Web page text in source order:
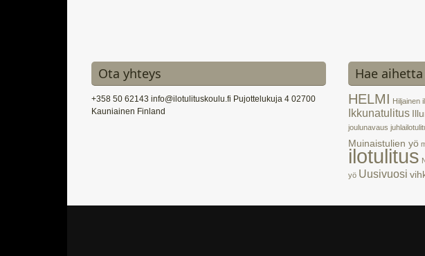
Ota yhteys
+358 50 62143 info@ilotulituskoulu.fi Pujottelukuja 4 02700
Kauniainen Finland
Hae aihetta
HELMI Hiljainen
Ikkunatulitus
joulunavaus
Muinaistulien yö
ilotulitus
yö Uusivuosi